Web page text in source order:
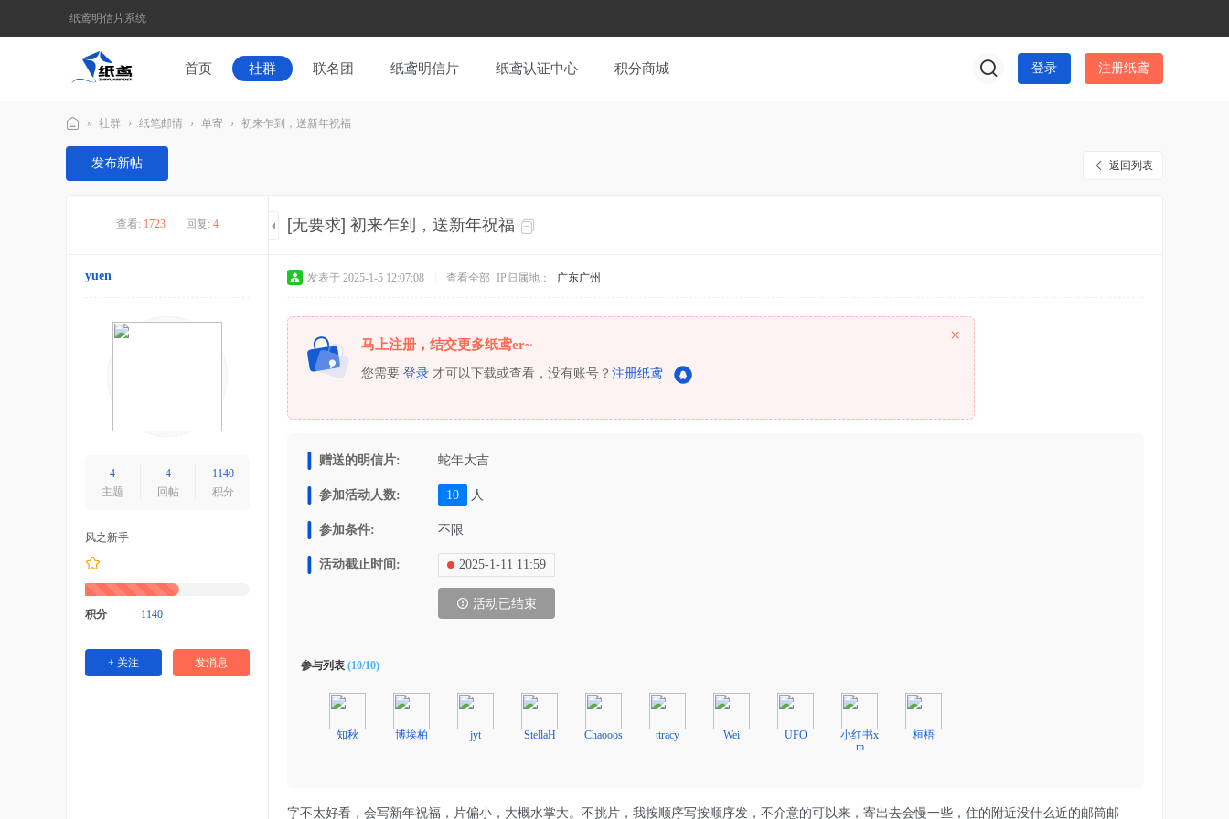
纸鸢明信片系统
首页 社群 联名团 纸鸢明信片 纸鸢认证中心 积分商城 登录 注册纸鸢
纸
鸢
» 社群 › 纸笔邮情 › 单寄 › 初来乍到，送新年祝福
返回列表
发布新帖
查看: 1723 回复: 4 [无要求] 初来乍到，送新年祝福
yuen
4
主题
4
回帖
1140
积分
风之新手
积分 1140
+ 关注 发消息
发表于 2025-1-5 12:07:08 查看全部 IP归属地： 广东广州
马上注册，结交更多纸鸢er~
您需要 登录 才可以下载或查看，没有账号？ 注册纸鸢
×
赠送的明信片: 蛇年大吉
参加活动人数: 10 人
参加条件: 不限
活动截止时间: 2025-1-11 11:59
活动已结束
参与列表 (10/10)
知秋 博埃柏 jyt StellaH Chaooos ttracy Wei UFO
小红书x
m
桓梧
字不太好看，会写新年祝福，片偏小，大概水掌大。不挑片，我按顺序写按顺序发，不介意的可以来，寄出去会慢一些，住的附近没什么近的邮筒邮